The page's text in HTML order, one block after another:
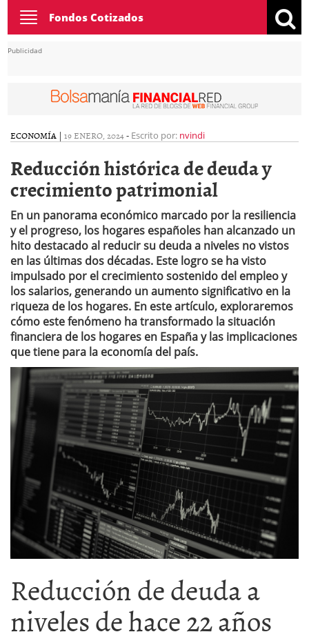
Toggle
navigation
Fondos Cotizados
Publicidad
ECONOMÍA | 19 ENERO, 2024- Escrito por: nvindi
Reducción histórica de deuda y
crecimiento patrimonial
En un panorama económico marcado por la resiliencia
y el progreso, los hogares españoles han alcanzado un
hito destacado al reducir su deuda a niveles no vistos
en las últimas dos décadas. Este logro se ha visto
impulsado por el crecimiento sostenido del empleo y
los salarios, generando un aumento significativo en la
riqueza de los hogares. En este artículo, exploraremos
cómo este fenómeno ha transformado la situación
financiera de los hogares en España y las implicaciones
que tiene para la economía del país.
Reducción de deuda a
niveles de hace 22 años